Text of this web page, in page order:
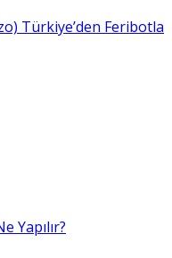
Türkiye’den Feribotla
Yapılır?